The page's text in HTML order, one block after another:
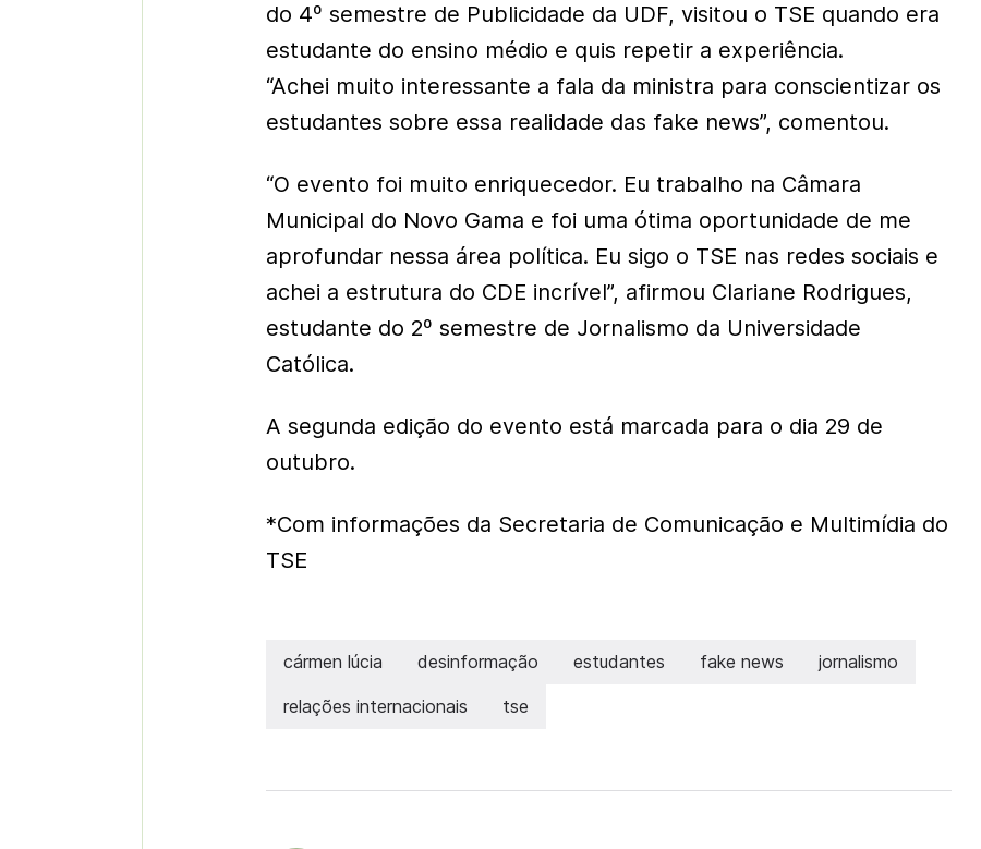
do 4º semestre de Publicidade da UDF, visitou o TSE quando era
estudante do ensino médio e quis repetir a experiência.
“Achei muito interessante a fala da ministra para conscientizar os
estudantes sobre essa realidade das fake news”, comentou.
“O evento foi muito enriquecedor. Eu trabalho na Câmara
Municipal do Novo Gama e foi uma ótima oportunidade de me
aprofundar nessa área política. Eu sigo o TSE nas redes sociais e
achei a estrutura do CDE incrível”, afirmou Clariane Rodrigues,
estudante do 2º semestre de Jornalismo da Universidade
Católica.
A segunda edição do evento está marcada para o dia 29 de
outubro.
*Com informações da Secretaria de Comunicação e Multimídia do
TSE
cármen lúcia desinformação estudantes fake news jornalismo
relações internacionais tse